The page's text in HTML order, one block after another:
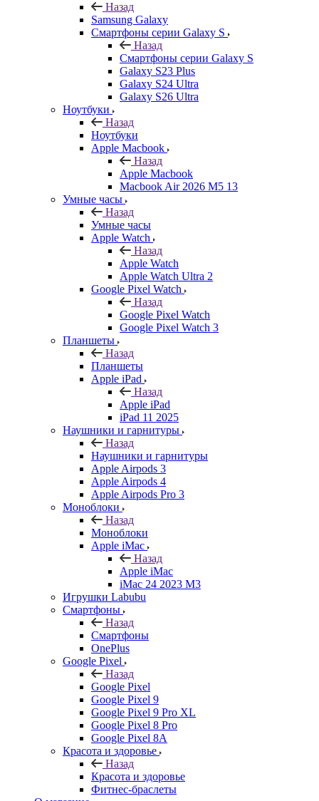
Назад
Samsung Galaxy
Смартфоны серии Galaxy S
Назад
Смартфоны серии Galaxy S
Galaxy S23 Plus
Galaxy S24 Ultra
Galaxy S26 Ultra
Ноутбуки
Назад
Ноутбуки
Apple Macbook
Назад
Apple Macbook
Macbook Air 2026 M5 13
Умные часы
Назад
Умные часы
Apple Watch
Назад
Apple Watch
Apple Watch Ultra 2
Google Pixel Watch
Назад
Google Pixel Watch
Google Pixel Watch 3
Планшеты
Назад
Планшеты
Apple iPad
Назад
Apple iPad
iPad 11 2025
Наушники и гарнитуры
Назад
Наушники и гарнитуры
Apple Airpods 3
Apple Airpods 4
Apple Airpods Pro 3
Моноблоки
Назад
Моноблоки
Apple iMac
Назад
Apple iMac
iMac 24 2023 M3
Игрушки Labubu
Смартфоны
Назад
Смартфоны
OnePlus
Google Pixel
Назад
Google Pixel
Google Pixel 9
Google Pixel 9 Pro XL
Google Pixel 8 Pro
Google Pixel 8A
Красота и здоровье
Назад
Красота и здоровье
Фитнес-браслеты